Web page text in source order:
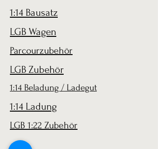
1:14 Bausatz
LGB Wagen
Parcourzubehör
LGB Zubehör
1:14 Beladung / Ladegut
1:14 Ladung
LGB 1:22 Zubehör